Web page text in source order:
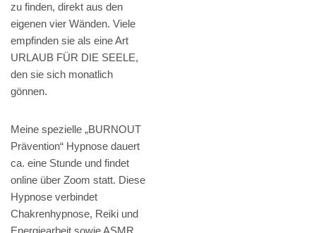
zu finden, direkt aus den
eigenen vier Wänden. Viele
empfinden sie als eine Art
URLAUB FÜR DIE SEELE,
den sie sich monatlich
gönnen.
Meine spezielle „BURNOUT
Prävention“ Hypnose dauert
ca. eine Stunde und findet
online über Zoom statt. Diese
Hypnose verbindet
Chakrenhypnose, Reiki und